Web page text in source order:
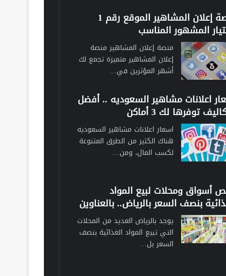
منصة إعلان المشاهير الموقع رقم 1
المشهور المناسب
منصة إعلان المشاهير منصة
إعلان المشاهير متميزة تجمع لك
أشهر المؤثرين في…
اعلانات مشاهير السعوديه .. أفضل
توفرها لك 3 أماكن
اسعار اعلانات مشاهير السعوديه
هناك الكثير من الطرق المتنوعة
لكسب المال، ومن…
أسواق ومحلات لبيع المواد
بنصف السعر بالرياض.. بالعناوين
يوجد بالرياض العديد من المحلات
التي تبيع المواد الغذائية بنصف
السعر بل…